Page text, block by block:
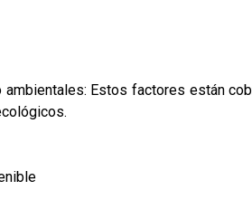
ambientales: Estos factores están